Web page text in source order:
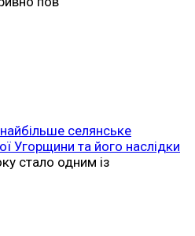
селянське
Угорщини та його наслідки
стало одним із